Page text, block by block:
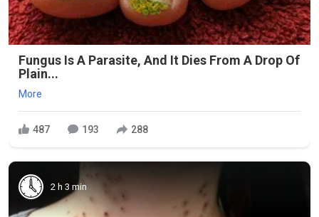
Fungus Is A Parasite, And It Dies From A Drop Of
Plain...
More
487 193 288
2 h 3 min